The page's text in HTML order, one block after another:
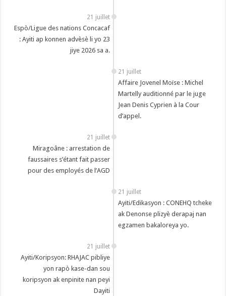
21 juillet
Espò/Ligue des nations Concacaf
: Ayiti ap konnen advèsè li yo 23
jiye 2026 sa a.
21 juillet
Affaire Jovenel Moïse : Michel
Martelly auditionné par le juge
Jean Denis Cyprien à la Cour
d’appel.
21 juillet
Miragoâne : arrestation de
faussaires s’étant fait passer
pour des employés de l’AGD
21 juillet
Ayiti/Edikasyon : CONEHQ tcheke
ak Denonse plizyè derapaj nan
egzamen bakaloreya yo.
21 juillet
Ayiti/Koripsyon: RHAJAC pibliye
yon rapò kase-dan sou
koripsyon ak enpinite nan peyi
Dayiti